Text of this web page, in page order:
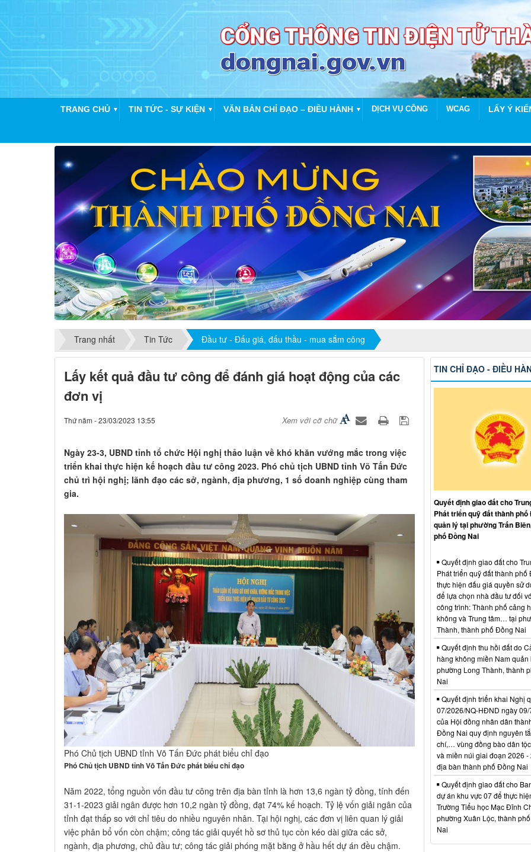
TRANG CHỦ ▼ TIN TỨC - SỰ KIỆN ▼ VĂN BẢN CHỈ ĐẠO – ĐIỀU HÀNH ▼ DỊCH VỤ CÔNG WCAG LẤY Ý
Trang nhất Tin Tức Đầu tư - Đấu giá, đấu thầu - mua sắm công
Lấy kết quả đầu tư công để đánh giá hoạt động của các
đơn vị
Thứ năm - 23/03/2023 13:55 Xem với cỡ chữ
Ngày 23-3, UBND tỉnh tổ chức Hội nghị thảo luận về khó khăn vướng mắc trong việc
triển khai thực hiện kế hoạch đầu tư công 2023. Phó chủ tịch UBND tỉnh Võ Tấn Đức
chủ trì hội nghị; lãnh đạo các sở, ngành, địa phương, 1 số doanh nghiệp cùng tham
gia.
Phó Chủ tịch UBND tỉnh Võ Tấn Đức phát biểu chỉ đạo
Phó Chủ tịch UBND tỉnh Võ Tấn Đức phát biểu chỉ đạo
Năm 2022, tổng nguồn vốn đầu tư công trên địa bàn tỉnh là hơn 13,6 ngàn tỷ đồng, tính đến
31-1-2023 giải ngân được hơn 10,2 ngàn tỷ đồng, đạt 74% kế hoạch. Tỷ lệ vốn giải ngân của
tỉnh đạt thấp so với chỉ tiêu do nhiều nguyên nhân. Tại hội nghị, các đơn vị liên quan lý giải
việc phân bổ vốn còn chậm; công tác giải quyết hồ sơ thủ tục còn kéo dài giữa các sở,
ngành, địa phương, chủ đầu tư; công tác giải phóng mặt bằng ở hầu hết dự án đều chậm.
TIN CHỈ ĐẠO - ĐIỀU
Quyết định giao đất cho
Phát triển quỹ đất thành phố
quản lý tại phường Trấn
phố Đồng Nai
Quyết định giao đất cho
Phát triển quỹ đất thành phố
thực hiện đấu giá quyền sử
để lựa chọn nhà đầu tư đối
công trình: Thành phố cảng
không và Trung tâm… tại
Thành, thành phố Đồng Nai
Quyết định thu hồi đất do
hàng không miền Nam quản
phường Long Thành, thành
Nai
Quyết định triển khai Nghị
07/2026/NQ-HĐND ngày 09/
của Hội đồng nhân dân
Đồng Nai quy định nguyên
chí,… vùng đồng bào dân
và miền núi giai đoạn 2026 -
địa bàn thành phố Đồng Nai
Quyết định giao đất cho
dự án khu vực 07 để thực
Trường Tiểu học Mạc Đĩnh
phường Xuân Lộc, thành
Nai